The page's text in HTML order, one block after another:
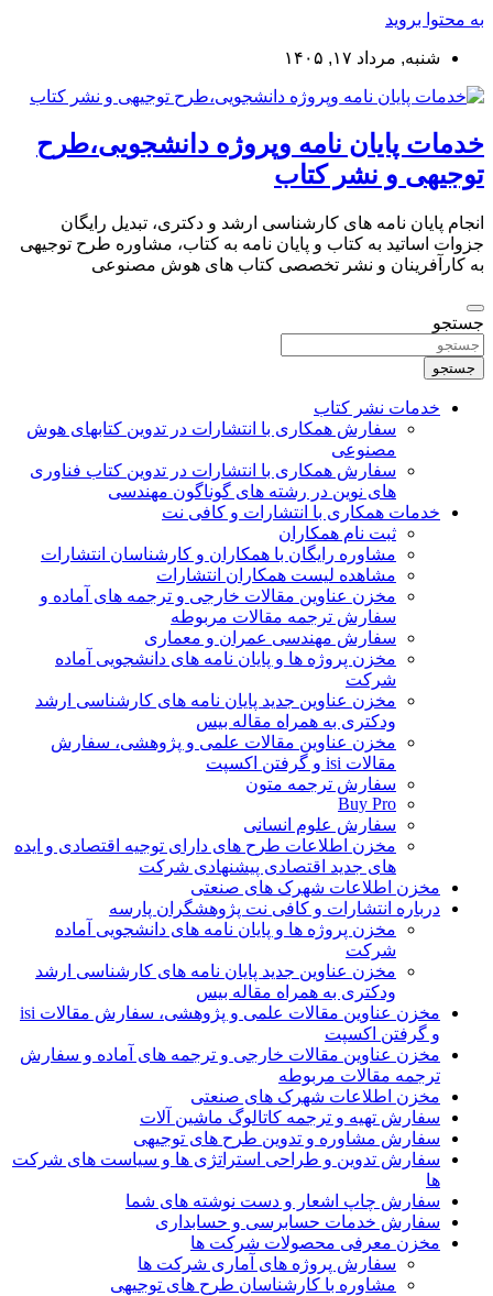
به محتوا بروید
شنبه, مرداد ۱۷, ۱۴۰۵
خدمات پایان نامه وپروژه دانشجویی،طرح
توجیهی و نشر کتاب
انجام پایان نامه های کارشناسی ارشد و دکتری، تبدیل رایگان
جزوات اساتید به کتاب و پایان نامه به کتاب، مشاوره طرح توجیهی
به کارآفرینان و نشر تخصصی کتاب های هوش مصنوعی
جستجو
جستجو
خدمات نشر کتاب
سفارش همکاری با انتشارات در تدوین کتابهای هوش
مصنوعی
سفارش همکاری با انتشارات در تدوین کتاب فناوری
های نوین در رشته های گوناگون مهندسی
خدمات همکاری با انتشارات و کافی نت
ثبت نام همکاران
مشاوره رایگان با همکاران و کارشناسان انتشارات
مشاهده لیست همکاران انتشارات
مخزن عناوین مقالات خارجی و ترجمه های آماده و
سفارش ترجمه مقالات مربوطه
سفارش مهندسی عمران و معماری
مخزن پروژه ها و پایان نامه های دانشجویی آماده
شرکت
مخزن عناوین جدید پایان نامه های کارشناسی ارشد
ودکتری به همراه مقاله بیس
مخزن عناوین مقالات علمی و پژوهشی، سفارش
مقالات isi و گرفتن اکسپت
سفارش ترجمه متون
Buy Pro
سفارش علوم انسانی
مخزن اطلاعات طرح های دارای توجیه اقتصادی و ایده
های جدید اقتصادی پیشنهادی شرکت
مخزن اطلاعات شهرک های صنعتی
درباره انتشارات و کافی نت پژوهشگران پارسه
مخزن پروژه ها و پایان نامه های دانشجویی آماده
شرکت
مخزن عناوین جدید پایان نامه های کارشناسی ارشد
ودکتری به همراه مقاله بیس
مخزن عناوین مقالات علمی و پژوهشی، سفارش مقالات isi
و گرفتن اکسپت
مخزن عناوین مقالات خارجی و ترجمه های آماده و سفارش
ترجمه مقالات مربوطه
مخزن اطلاعات شهرک های صنعتی
سفارش تهیه و ترجمه کاتالوگ ماشین آلات
سفارش مشاوره و تدوین طرح های توجیهی
سفارش تدوین و طراحی استراتژی ها و سیاست های شرکت
ها
سفارش چاپ اشعار و دست نوشته های شما
سفارش خدمات حسابرسی و حسابداری
مخزن معرفی محصولات شرکت ها
سفارش پروژه های آماری شرکت ها
مشاوره با کارشناسان طرح های توجیهی